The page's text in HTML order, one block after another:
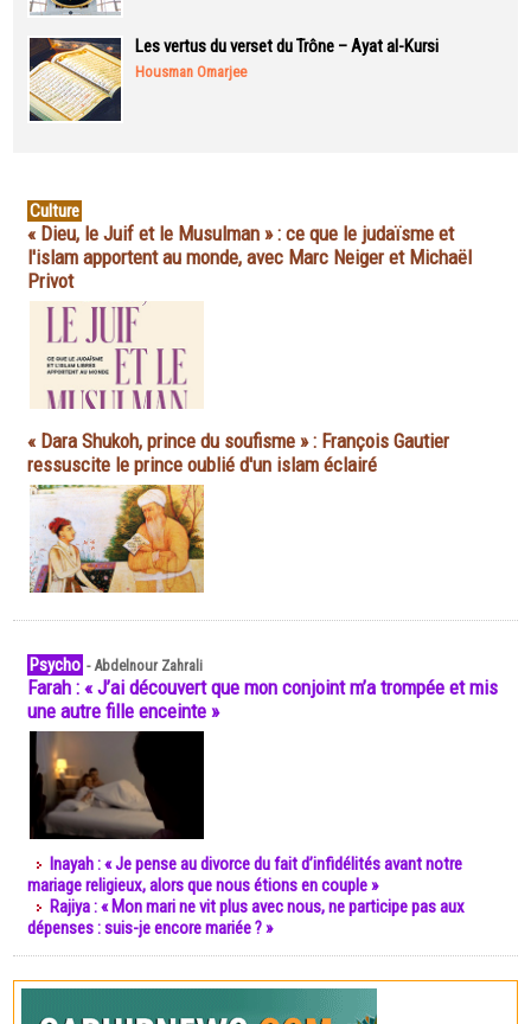
Les vertus du verset du Trône – Ayat al-Kursi
Housman Omarjee
Culture
« Dieu, le Juif et le Musulman » : ce que le judaïsme et
l'islam apportent au monde, avec Marc Neiger et Michaël
Privot
« Dara Shukoh, prince du soufisme » : François Gautier
ressuscite le prince oublié d'un islam éclairé
Psycho -Abdelnour Zahrali
Farah : « J’ai découvert que mon conjoint m’a trompée et mis
une autre fille enceinte »
Inayah : « Je pense au divorce du fait d’infidélités avant notre
mariage religieux, alors que nous étions en couple »
Rajiya : « Mon mari ne vit plus avec nous, ne participe pas aux
dépenses : suis-je encore mariée ? »